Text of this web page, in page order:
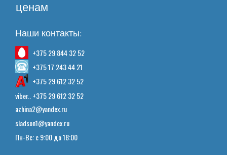
ценам
Наши контакты:
+375 29 844 32 52
+375 17 243 44 21
+375 29 612 32 52
viber.. +375 29 612 32 52
azhina2@yandex.ru
sladson1@yandex.ru
Пн-Вс: с 9:00 до 18:00